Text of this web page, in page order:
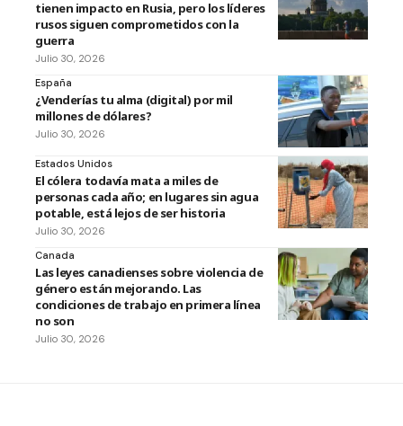
tienen impacto en Rusia, pero los líderes
rusos siguen comprometidos con la
guerra
Julio 30, 2026
España
¿Venderías tu alma (digital) por mil
millones de dólares?
Julio 30, 2026
Estados Unidos
El cólera todavía mata a miles de
personas cada año; en lugares sin agua
potable, está lejos de ser historia
Julio 30, 2026
Canada
Las leyes canadienses sobre violencia de
género están mejorando. Las
condiciones de trabajo en primera línea
no son
Julio 30, 2026